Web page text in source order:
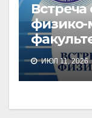
физико-
ИЮЛ 11, 2026